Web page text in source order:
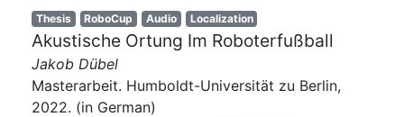
Thesis RoboCup Audio Localization
Akustische Ortung Im Roboterfußball
Jakob Dübel
Masterarbeit. Humboldt-Universität zu Berlin,
2022. (in German)